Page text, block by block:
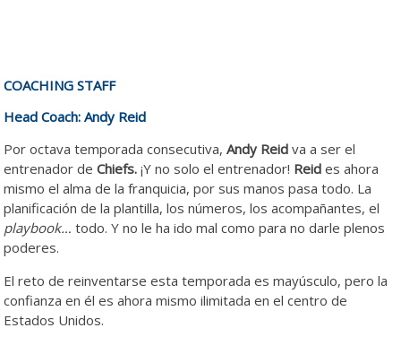
COACHING STAFF
Head Coach: Andy Reid
Por octava temporada consecutiva,Andy Reid va a ser el
entrenador deChiefs. ¡Y no solo el entrenador! Reid es ahora
mismo el alma de la franquicia, por sus manos pasa todo. La
planificación de la plantilla, los números, los acompañantes, el
playbook… todo. Y no le ha ido mal como para no darle plenos
poderes.
El reto de reinventarse esta temporada es mayúsculo, pero la
confianza en él es ahora mismo ilimitada en el centro de
Estados Unidos.